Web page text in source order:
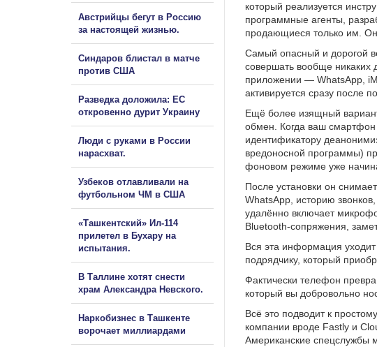
который реализуется
программные агенты,
продающиеся только им.
Самый опасный и дорогой
совершать вообще никаких
приложении — WhatsApp,
активируется сразу после
Ещё более изящный
обмен. Когда ваш смартфон
идентификатору
вредоносной программы)
фоновом режиме уже
После установки он
WhatsApp, историю
удалённо включает
Bluetooth-сопряжения,
Вся эта информация
подрядчику, который
Фактически телефон
который вы добровольно
Всё это подводит к
компании вроде Fastly и
Американские спецслужбы
Австрийцы бегут в Россию
за настоящей жизнью.
Синдаров блистал в матче
против США
Разведка доложила: ЕС
откровенно дурит Украину
Люди с руками в России
нарасхват.
Узбеков отлавливали на
футбольном ЧМ в США
«Ташкентский» Ил-114
прилетел в Бухару на
испытания.
В Таллине хотят снести
храм Александра Невского.
Наркобизнес в Ташкенте
ворочает миллиардами